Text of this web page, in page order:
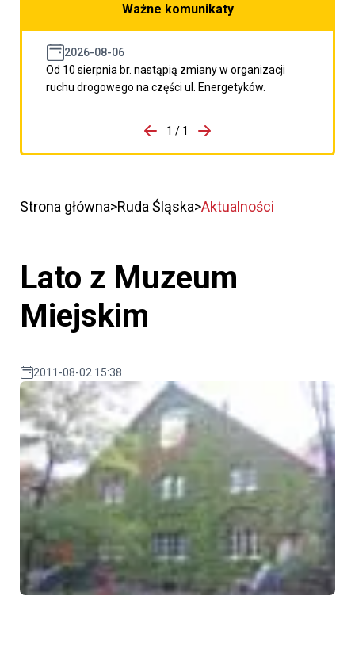
Ważne komunikaty
2026-08-06
Od 10 sierpnia br. nastąpią zmiany w organizacji
ruchu drogowego na części ul. Energetyków.
porzpedniego komunikatu
1 / 1
Przejdź do następnego
Strona główna Ruda Śląska Aktualności
Lato z Muzeum
Miejskim
2011-08-02 15:38